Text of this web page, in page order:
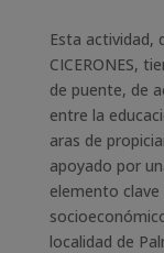
Esta actividad,
CICERONES,
de puente, de
entre la
aras de
apoyado por
elemento
localidad de